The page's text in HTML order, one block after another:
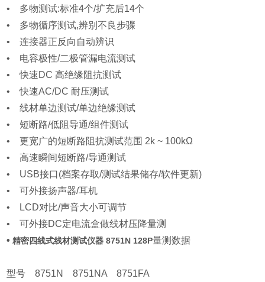
• 多物测试:标准4个/扩充后14个
• 多物循序测试,辨别不良步骤
• 连接器正反向自动辨识
• 电容极性/二极管漏电流测试
• 快速DC 高绝缘阻抗测试
• 快速AC/DC 耐压测试
• 线材单边测试/单边绝缘测试
• 短断路/低阻导通/组件测试
• 更宽广的短断路阻抗测试范围 2k ~ 100kΩ
• 高速瞬间短断路/导通测试
• USB接口(档案存取/测试结果储存/软件更新)
• 可外接扬声器/耳机
• LCD对比/声音大小可调节
• 可外接DC定电流盒做线材压降量测
•精密四线式线材测试仪器 8751N 128P量测数据
型号 8751N 8751NA 8751FA